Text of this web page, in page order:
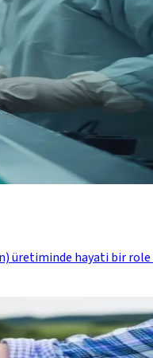
üretiminde hayati bir